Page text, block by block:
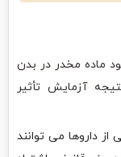
ماده مخدر در بدن
آزمایش تأثیر
از داروها می توانند